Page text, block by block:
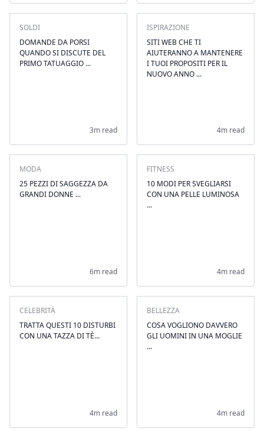
SOLDI
DOMANDE DA PORSI
QUANDO SI DISCUTE DEL
PRIMO TATUAGGIO ...
3m read
ISPIRAZIONE
SITI WEB CHE TI
AIUTERANNO A MANTENERE
I TUOI PROPOSITI PER IL
NUOVO ANNO ...
4m read
MODA
25 PEZZI DI SAGGEZZA DA
GRANDI DONNE ...
6m read
FITNESS
10 MODI PER SVEGLIARSI
CON UNA PELLE LUMINOSA
...
4m read
CELEBRITÀ
TRATTA QUESTI 10 DISTURBI
CON UNA TAZZA DI TÈ...
4m read
BELLEZZA
COSA VOGLIONO DAVVERO
GLI UOMINI IN UNA MOGLIE
...
4m read